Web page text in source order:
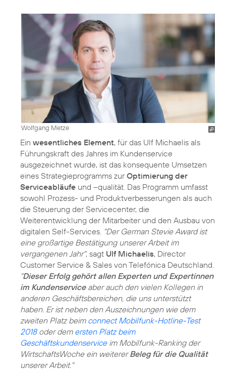
Wolfgang Metze
Ein wesentliches Element, für das Ulf Michaelis als
Führungskraft des Jahres im Kundenservice
ausgezeichnet wurde, ist das konsequente Umsetzen
eines Strategieprogramms zurOptimierung der
Serviceabläufe und –qualität. Das Programm umfasst
sowohl Prozess- und Produktverbesserungen als auch
die Steuerung der Servicecenter, die
Weiterentwicklung der Mitarbeiter und den Ausbau von
digitalen Self-Services. "Der German Stevie Award ist
eine großartige Bestätigung unserer Arbeit im
vergangenen Jahr", sagt Ulf Michaelis, Director
Customer Service & Sales von Telefónica Deutschland.
"Dieser Erfolg gehört allen Experten und Expertinnen
im Kundenserviceaber auch den vielen Kollegen in
anderen Geschäftsbereichen, die uns unterstützt
haben. Er ist neben den Auszeichnungen wie dem
zweiten Platz beim connect Mobilfunk-Hotline-Test
2018oder dem ersten Platz beim
Geschäftskundenserviceim Mobilfunk-Ranking der
WirtschaftsWoche ein weitererBeleg für die Qualität
unserer Arbeit."